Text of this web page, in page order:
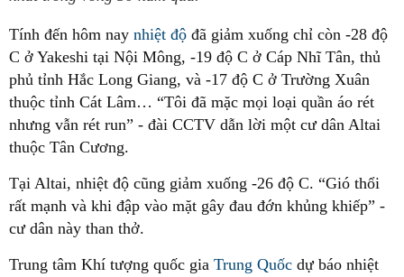
Tính đến hôm nay nhiệt độ đã giảm xuống chỉ còn -28 độ
C ở Yakeshi tại Nội Mông, -19 độ C ở Cáp Nhĩ Tân, thủ
phủ tỉnh Hắc Long Giang, và -17 độ C ở Trường Xuân
thuộc tỉnh Cát Lâm… “Tôi đã mặc mọi loại quần áo rét
nhưng vẫn rét run” - đài CCTV dẫn lời một cư dân Altai
thuộc Tân Cương.
Tại Altai, nhiệt độ cũng giảm xuống -26 độ C. “Gió thổi
rất mạnh và khi đập vào mặt gây đau đớn khủng khiếp” -
cư dân này than thở.
Trung tâm Khí tượng quốc gia Trung Quốc dự báo nhiệt